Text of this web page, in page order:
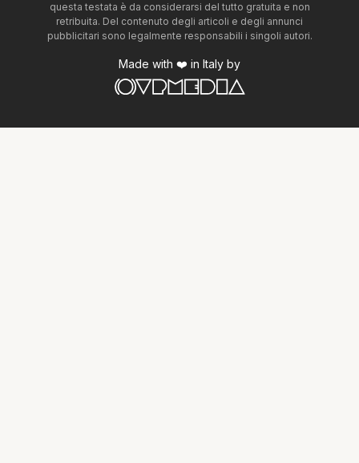
questa testata è da considerarsi del tutto gratuita e non
retribuita. Del contenuto degli articoli e degli annunci
pubblicitari sono legalmente responsabili i singoli autori.
Made with ❤️ in Italy by